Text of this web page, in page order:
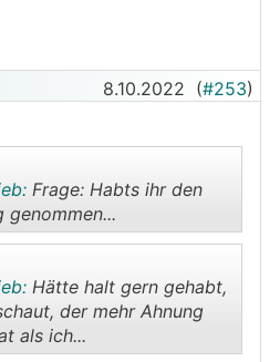
8.10.2022 (#253)
Frage: Habts ihr den
genommen...
Hätte halt gern gehabt,
der mehr Ahnung
als ich...